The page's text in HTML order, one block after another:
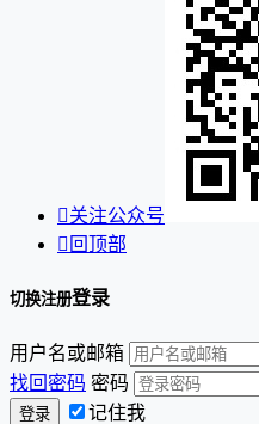
关注公众号
 回顶部
切换注册登录
用户名或邮箱
找回密码 密码
记住我